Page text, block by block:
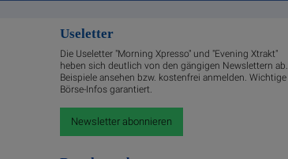
Useletter
Die Useletter "Morning Xpresso" und "Evening Xtrakt"
heben sich deutlich von den gängigen Newslettern ab.
Beispiele ansehen bzw. kostenfrei anmelden. Wichtige
Börse-Infos garantiert.
Newsletter abonnieren